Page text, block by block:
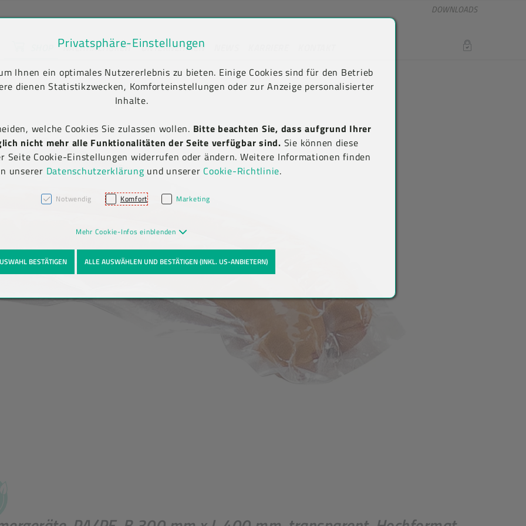
springen [AK + 2]
[AK + 5]
DOWNLOADS
NACHHALTIGKEIT UNTERNEHMEN LOGIN
Privatsphäre-Einstellungen
Ihnen ein optimales Nutzererlebnis zu bieten. Einige Cookies sind für den Betrieb
dienen Statistikzwecken, Komforteinstellungen oder zur Anzeige personalisierter
Inhalte.
welche Cookies Sie zulassen wollen. Bitte beachten Sie, dass aufgrund Ihrer
nicht mehr alle Funktionalitäten der Seite verfügbar sind. Sie können diese
Seite Cookie-Einstellungen widerrufen oder ändern. Weitere Informationen finden
unserer Datenschutzerklärung und unserer Cookie-Richtlinie.
Notwendig Komfort Marketing
Mehr Cookie-Infos einblenden
BESTÄTIGEN ALLE AUSWÄHLEN UND BESTÄTIGEN (INKL. US-ANBIETERN)